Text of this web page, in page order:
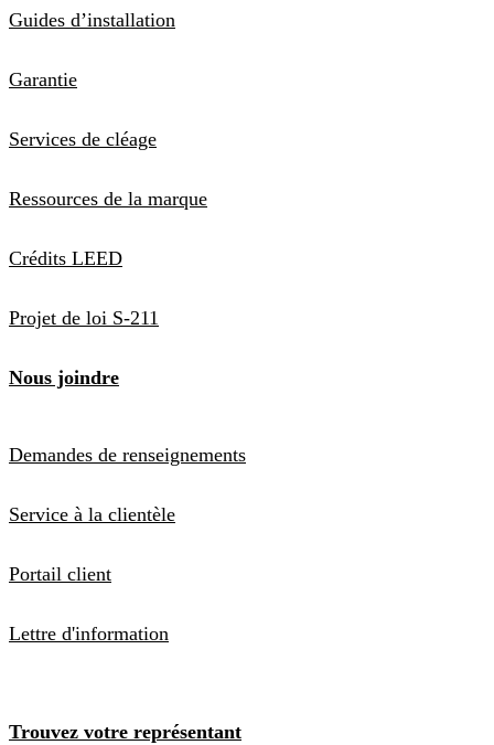
Guides d’installation
Garantie
Services de cléage
Ressources de la marque
Crédits LEED
Projet de loi S-211
Nous joindre
Demandes de renseignements
Service à la clientèle
Portail client
Lettre d'information
Trouvez votre représentant